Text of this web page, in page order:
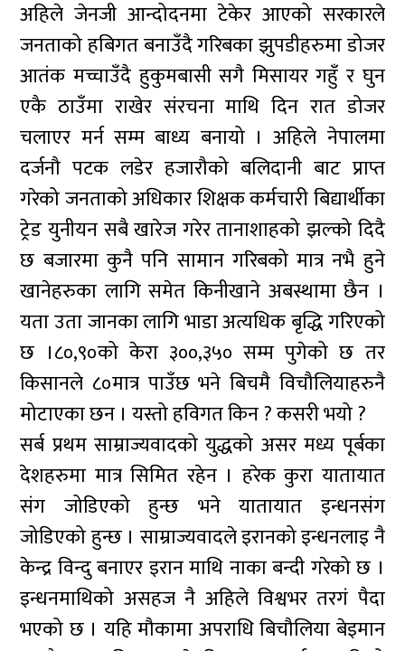
अहिले जेनजी आन्दोदनमा टेकेर आएको सरकारले
जनताको हबिगत बनाउँदै गरिबका झुपडीहरुमा डोजर
आतंक मच्चाउँदै हुकुमबासी सगै मिसायर गहुँ र घुन
एकै ठाउँमा राखेर संरचना माथि दिन रात डोजर
चलाएर मर्न सम्म बाध्य बनायो । अहिले नेपालमा
दर्जनौ पटक लडेर हजारौको बलिदानी बाट प्राप्त
गरेको जनताको अधिकार शिक्षक कर्मचारी बिद्यार्थीका
ट्रेड युनीयन सबै खारेज गरेर तानाशाहको झल्को दिदै
छ बजारमा कुनै पनि सामान गरिबको मात्र नभै हुने
खानेहरुका लागि समेत किनीखाने अबस्थामा छैन ।
यता उता जानका लागि भाडा अत्यधिक बृद्धि गरिएको
छ ।८०,९०को केरा ३००,३५० सम्म पुगेको छ तर
किसानले ८०मात्र पाउँछ भने बिचमै विचौलियाहरुनै
मोटाएका छन । यस्तो हविगत किन ? कसरी भयो ?
सर्ब प्रथम साम्राज्यवादको युद्धको असर मध्य पूर्बका
देशहरुमा मात्र सिमित रहेन । हरेक कुरा यातायात
संग जोडिएको हुन्छ भने यातायात इन्धनसंग
जोडिएको हुन्छ । साम्राज्यवादले इरानको इन्धनलाइ नै
केन्द्र विन्दु बनाएर इरान माथि नाका बन्दी गरेको छ ।
इन्धनमाथिको असहज नै अहिले विश्वभर तरगं पैदा
भएको छ । यहि मौकामा अपराधि बिचौलिया बेइमान